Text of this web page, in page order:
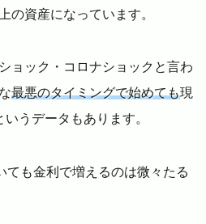
の資産になっています。
ョック・コロナショックと言わ
最悪のタイミングで始めても現
いうデータもあります。
ても金利で増えるのは微々たる